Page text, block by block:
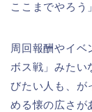
ここまでやろう
周回報酬やイベ
ボス戦」みたい
びたい人も、が
める懐の広さが